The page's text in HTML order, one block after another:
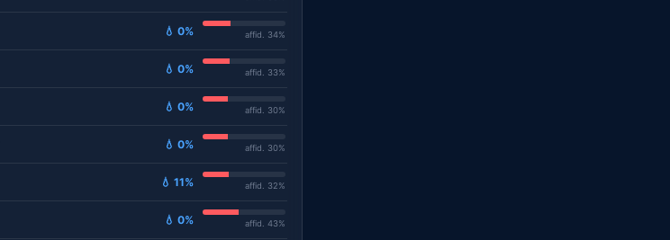
💧 0% affid. 34%
💧 0% affid. 33%
💧 0% affid. 30%
💧 0% affid. 30%
💧 11% affid. 32%
💧 0% affid. 43%